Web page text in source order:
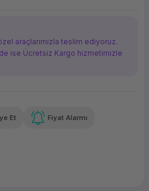
araçlarımızla teslim ediyoruz.
ise Ücretsiz Kargo hizmetimizle
Et Fiyat Alarmı